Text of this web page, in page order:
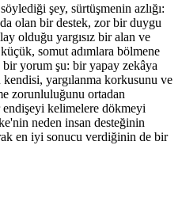
şey, sürtüşmenin azlığı:
olan bir destek, zor bir duygu
olduğu yargısız bir alan ve
somut adımlara bölmene
yorum şu: bir yapay zekâya
yargılanma korkusunu ve
zorunluluğunu ortadan
endişeyi kelimelere dökmeyi
neden insan desteğinin
en iyi sonucu verdiğinin de bir